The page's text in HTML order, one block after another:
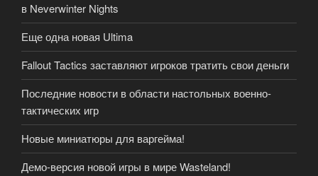
в Neverwinter Nights
Еще одна новая Ultima
Fallout Tactics заставляют игроков тратить свои деньги
Последние новости в области настольных военно-
тактических игр
Новые миниатюры для варгейма!
Демо-версия новой игры в мире Wasteland!